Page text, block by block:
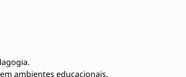
ambientes educacionais.